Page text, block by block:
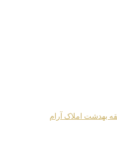
بهدشت املاک آرام